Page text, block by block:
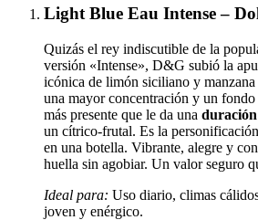
Light Blue Eau Intense –
Quizás el rey indiscutible de la
versión «Intense», D&G subió la
icónica de limón siciliano y
una mayor concentración y un fondo
más presente que le da una
un cítrico-frutal. Es la
en una botella. Vibrante, alegre y
huella sin agobiar. Un valor seguro
Ideal para: Uso diario, climas
joven y enérgico.